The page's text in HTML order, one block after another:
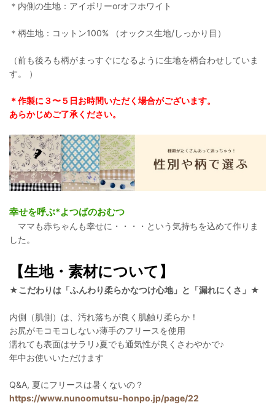
＊内側の生地：アイボリーorオフホワイト
＊柄生地：コットン100% （オックス生地/しっかり目）
（前も後ろも柄がまっすぐになるように生地を柄合わせしていま
す。 ）
＊作製に３〜５日お時間いただく場合がございます。
あらかじめご了承ください。
幸せを呼ぶ*よつばのおむつ
ママも赤ちゃんも幸せに・・・・という気持ちを込めて作りま
した。
【生地・素材について】
★こだわりは「ふんわり柔らかなつけ心地」と「漏れにくさ」★
内側（肌側）は、汚れ落ちが良く肌触り柔らか！
お尻がモコモコしない♪薄手のフリースを使用
濡れても表面はサラリ♪夏でも通気性が良くさわやかで♪
年中お使いいただけます
Q&A, 夏にフリースは暑くないの？
https://www.nunoomutsu-honpo.jp/page/22